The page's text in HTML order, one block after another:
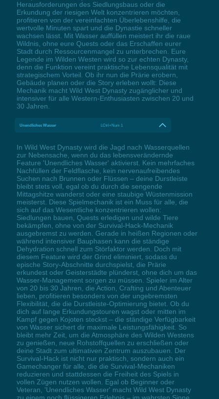
Herausforderungen des Siedlungsbaus oder die
Erkundung der riesigen Welt konzentrieren möchten,
profitieren von der vereinfachten Überlebenshilfe, die
wertvolle Minuten spart und die Dynastie schneller
wachsen lässt. Mit Wasser auffüllen meistert ihr die raue
Wildnis, ohne eure Quests oder das Erschaffen eurer
Stadt durch Ressourcenmangel zu unterbrechen. Eure
Legende im Wilden Westen wird so zur echten Dynasty,
denn die Funktion vereint praktische Lebensqualität mit
strategischem Vorteil. Ob ihr nun die Prärie erobern,
Gebäude planen oder die Story erleben wollt: Diese
Mechanik macht Wild West Dynasty zugänglicher und
intensiver für alle Western-Enthusiasten zwischen 20 und
30 Jahren.
Unendliches Wasser LCtrl+Num 1
In Wild West Dynasty wird die Jagd nach Wasserquellen
zur Nebensache, wenn du das lebensverändernde
Feature 'Unendliches Wasser' aktivierst. Kein mehrfaches
Nachfüllen der Feldflasche, kein nervenaufreibendes
Suchen nach Brunnen oder Flüssen – deine Durstleiste
bleibt stets voll, egal ob du durch die sengende
Mittagshitze wanderst oder eine staubige Wüstenmission
meisterst. Diese Spielmechanik ist ein Muss für alle, die
sich auf das Wesentliche konzentrieren wollen:
Siedlungen bauen, Quests erledigen und wilde Tiere
bekämpfen, ohne von der Survival-Hack-Mechanik
ausgebremst zu werden. Gerade in heißen Regionen oder
während intensiver Bauphasen kann die ständige
Dehydration schnell zum Störfaktor werden. Doch mit
diesem Feature wird der Grind eliminiert, sodass du
epische Story-Abschnitte durchspielst, die Prärie
erkundest oder Geisterstädte plünderst, ohne dich um das
Wasser-Management sorgen zu müssen. Spieler im Alter
von 20 bis 30 Jahren, die Action, Crafting und Abenteuer
lieben, profitieren besonders von der ungebremsten
Flexibilität, die die Durstleiste-Optimierung bietet. Ob du
dich auf lange Erkundungstouren wagst oder mitten im
Kampf gegen Kojoten steckst – die ständige Verfügbarkeit
von Wasser sichert dir maximale Leistungsfähigkeit. So
bleibt mehr Zeit, um die Atmosphäre des Wilden Westens
zu genießen, neue Rohstoffquellen zu erschließen oder
deine Stadt zum ultimativen Zentrum auszubauen. Der
Survival-Hack ist nicht nur praktisch, sondern auch ein
Gamechanger für alle, die die Survival-Mechaniken
reduzieren und stattdessen die Freiheit des Spiels in
vollen Zügen nutzen wollen. Egal ob Beginner oder
Veteran, 'Unendliches Wasser' macht Wild West Dynasty
zu einem noch flüssigeren Erlebnis – im wahrsten Sinne